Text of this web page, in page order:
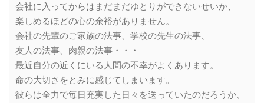
会社に入ってからはまだまだゆとりができないせいか、
楽しめるほどの心の余裕がありません。
会社の先輩のご家族の法事、学校の先生の法事、
友人の法事、肉親の法事・・・
最近自分の近くにいる人間の不幸がよくあります。
命の大切さをとみに感じてしまいます。
彼らは全力で毎日充実した日々を送っていたのだろうか、